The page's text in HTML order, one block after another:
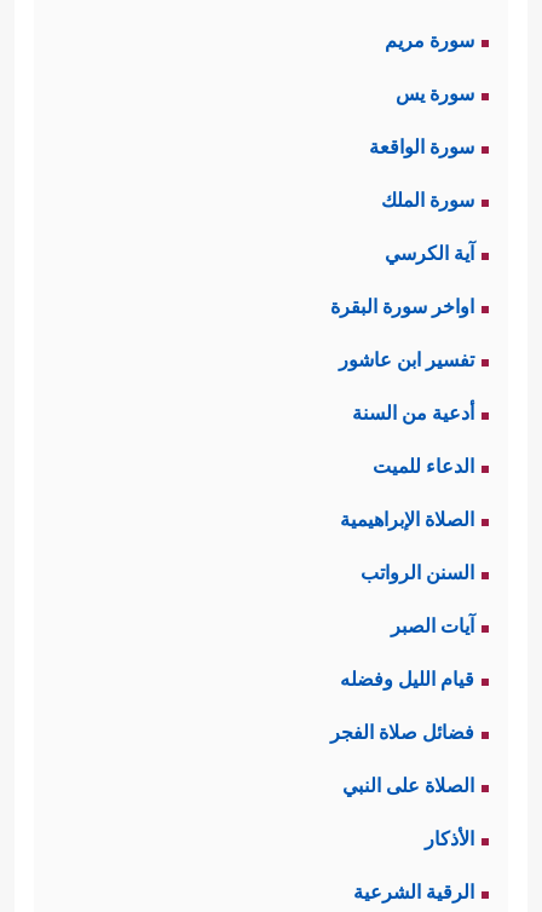
سورة مريم
سورة يس
سورة الواقعة
سورة الملك
آية الكرسي
اواخر سورة البقرة
تفسير ابن عاشور
أدعية من السنة
الدعاء للميت
الصلاة الإبراهيمية
السنن الرواتب
آيات الصبر
قيام الليل وفضله
فضائل صلاة الفجر
الصلاة على النبي
الأذكار
الرقية الشرعية